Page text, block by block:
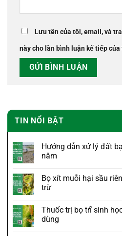
Lưu tên của tôi, email, và
này cho lần bình luận kế tiếp của
TIN NỔI BẬT
Hướng dẫn xử lý đất
năm
Bọ xít muỗi hại sầu
trừ
Thuốc trị bọ trĩ sinh
dùng